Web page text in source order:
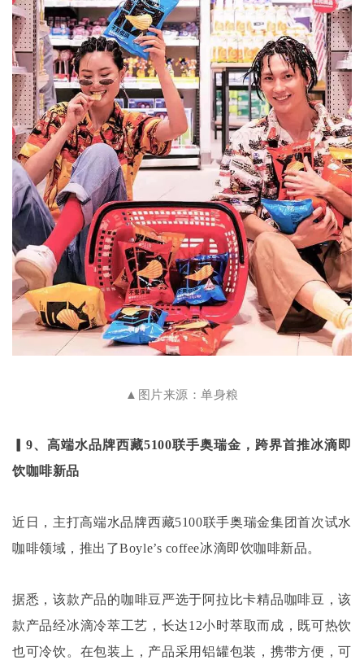
▲图片来源：单身粮
▎9、高端水品牌西藏5100联手奥瑞金，跨界首推冰滴即
饮咖啡新品
近日，主打高端水品牌西藏5100联手奥瑞金集团首次试水
咖啡领域，推出了Boyle’s coffee冰滴即饮咖啡新品。
据悉，该款产品的咖啡豆严选于阿拉比卡精品咖啡豆，该
款产品经冰滴冷萃工艺，长达12小时萃取而成，既可热饮
也可冷饮。在包装上，产品采用铝罐包装，携带方便，可